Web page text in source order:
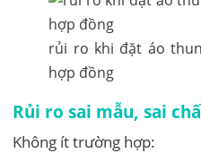
rủi ro khi đặt áo
hợp đồng
Rủi ro sai mẫu, sai
Không ít trường hợp: